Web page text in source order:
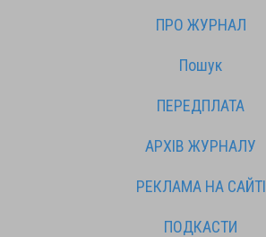
ПРО ЖУРНАЛ
Пошук
ПЕРЕДПЛАТА
АРХІВ ЖУРНАЛУ
РЕКЛАМА НА САЙТІ
ПОДКАСТИ